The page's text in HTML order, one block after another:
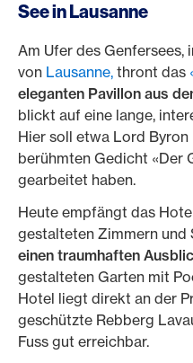
See in Lausanne
Am Ufer des Genfersees,
von Lausanne, thront das
eleganten Pavillon aus
blickt auf eine lange,
Hier soll etwa Lord Byron
berühmten Gedicht «Der
gearbeitet haben.
Heute empfängt das
gestalteten Zimmern und
einen traumhaften
gestalteten Garten mit
Hotel liegt direkt an der
geschützte Rebberg
Fuss gut erreichbar.